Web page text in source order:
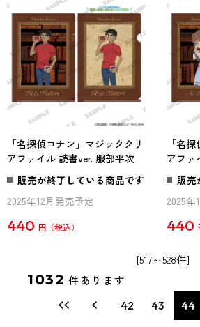
「名探偵コナン」マジッククリ
アファイル 読書ver. 服部平次
販売が終了している商品です
2025年12月発売予定
440 円
「名
アファ
販売
2025年
440
[517～528件]
1032 件あります
42 43 44